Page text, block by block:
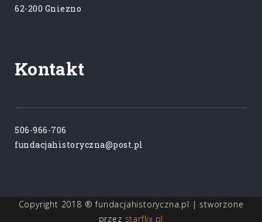
62-200 Gniezno
Kontakt
506-966-706
fundacjahistoryczna@post.pl
Copyright 2018 ® fundacjahistoryczna.pl | stworzone
przez starflix.pl